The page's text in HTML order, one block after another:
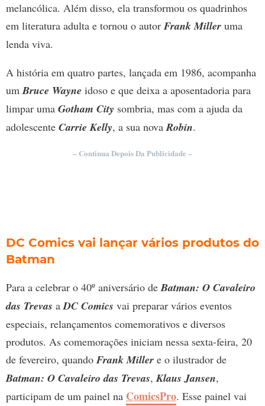
melancólica. Além disso, ela transformou os quadrinhos
em literatura adulta e tornou o autor Frank Miller uma
lenda viva.
A história em quatro partes, lançada em 1986, acompanha
umBruce Wayne idoso e que deixa a aposentadoria para
limpar uma Gotham City sombria, mas com a ajuda da
adolescente Carrie Kelly, a sua novaRobin.
– Continua Depois Da Publicidade –
DC Comics vai lançar vários produtos do
Batman
Para a celebrar o 40º aniversário deBatman: O Cavaleiro
das Trevas aDC Comics vai preparar vários eventos
especiais, relançamentos comemorativos e diversos
produtos. As comemorações iniciam nessa sexta-feira, 20
de fevereiro, quando Frank Miller e o ilustrador de
Batman: O Cavaleiro das Trevas,Klaus Jansen,
participam de um painel na ComicsPro. Esse painel vai